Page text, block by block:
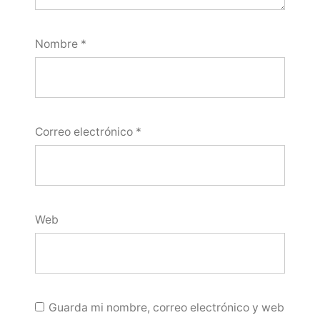
Nombre *
Correo electrónico *
Web
Guarda mi nombre, correo electrónico y web